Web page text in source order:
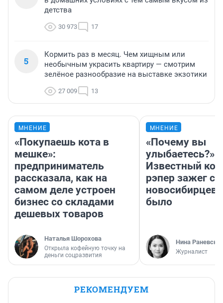
детства
30 973 17
5
Кормить раз в месяц. Чем хищным или
необычным украсить квартиру — смотрим
зелёное разнообразие на выставке экзотики
27 009 13
МНЕНИЕ
«Покупаешь кота в
мешке»:
предприниматель
рассказала, как на
самом деле устроен
бизнес со складами
дешевых товаров
Наталья Шорохова
Открыла кофейную точку на
деньги соцразвития
МНЕНИЕ
«Почему вы
улыбаетесь?»
Известный
рэпер зажег с
новосибирцев:
было
Нина
Журналист
РЕКОМЕНДУЕМ